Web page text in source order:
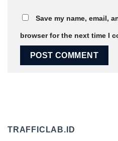
Save my name, email,
browser for the next time I
TRAFFICLAB.ID